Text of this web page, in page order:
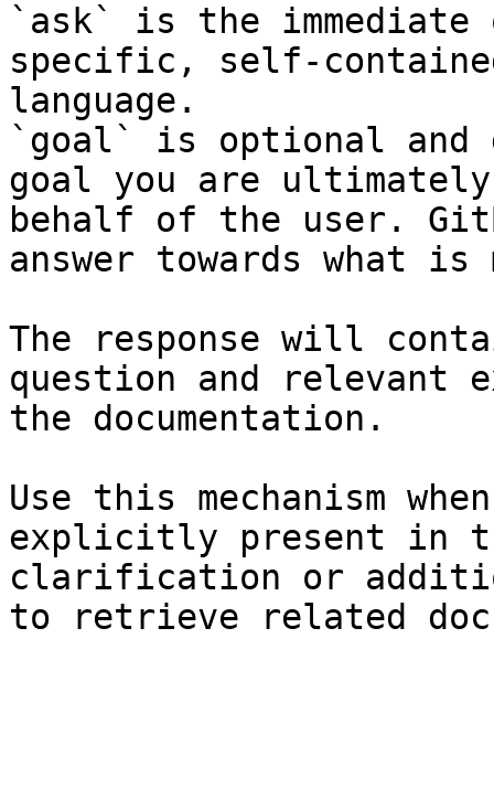
`ask` is the
specific, self-
language.
`goal` is optional and
goal you are
behalf of the user.
answer towards what
The response will
question and relevant
the documentation.
Use this mechanism
explicitly present in
clarification or